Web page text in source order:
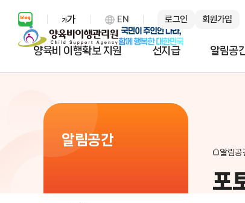
보통 화면 확대 설정 열기
EN 로그인 회원가입
양육비 이행확보 지원 선지급 알림공
알림공간
포
알림공